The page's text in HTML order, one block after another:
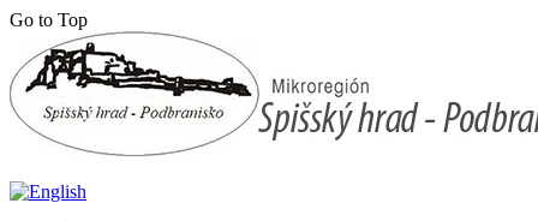
Go to Top